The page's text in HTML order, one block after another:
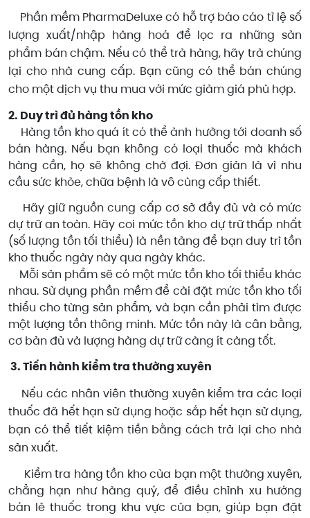
Phần mềm PharmaDeluxe có hỗ trợ báo cáo tỉ lệ số
lượng xuất/nhập hàng hoá để lọc ra những sản
phẩm bán chậm. Nếu có thể trả hàng, hãy trả chúng
lại cho nhà cung cấp. Bạn cũng có thể bán chúng
cho một dịch vụ thu mua với mức giảm giá phù hợp.
2. Duy trì đủ hàng tồn kho
Hàng tồn kho quá ít có thể ảnh hưởng tới doanh số
bán hàng. Nếu bạn không có loại thuốc mà khách
hàng cần, họ sẽ không chờ đợi. Đơn giản là vì nhu
cầu sức khỏe, chữa bệnh là vô cùng cấp thiết.
Hãy giữ nguồn cung cấp cơ sở đầy đủ và có mức
dự trữ an toàn. Hãy coi mức tồn kho dự trữ thấp nhất
(số lượng tồn tối thiểu) là nền tảng để bạn duy trì tồn
kho thuốc ngày này qua ngày khác.
Mỗi sản phẩm sẽ có một mức tồn kho tối thiểu khác
nhau. Sử dụng phần mềm để cài đặt mức tồn kho tối
thiểu cho từng sản phẩm, và bạn cần phải tìm được
một lượng tồn thông minh. Mức tồn này là cân bằng,
cơ bản đủ và lượng hàng dự trữ càng ít càng tốt.
3. Tiến hành kiểm tra thường xuyên
Nếu các nhân viên thường xuyên kiểm tra các loại
thuốc đã hết hạn sử dụng hoặc sắp hết hạn sử dụng,
bạn có thể tiết kiệm tiền bằng cách trả lại cho nhà
sản xuất.
Kiểm tra hàng tồn kho của bạn một thường xuyên,
chẳng hạn như hàng quý, để điều chỉnh xu hướng
bán lẻ thuốc trong khu vực của bạn, giúp bạn đặt